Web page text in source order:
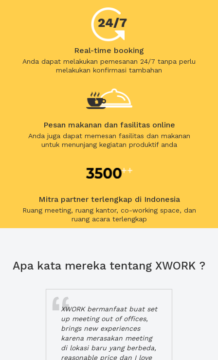
Real-time booking
Anda dapat melakukan pemesanan 24/7 tanpa perlu
melakukan konfirmasi tambahan
Pesan makanan dan fasilitas online
Anda juga dapat memesan fasilitas dan makanan
untuk menunjang kegiatan produktif anda
Mitra partner terlengkap di Indonesia
Ruang meeting, ruang kantor, co-working space, dan
ruang acara terlengkap
Apa kata mereka tentang XWORK ?
XWORK bermanfaat buat set
up meeting out of offices,
brings new experiences
karena merasakan meeting
di lokasi baru yang berbeda,
reasonable price dan I love